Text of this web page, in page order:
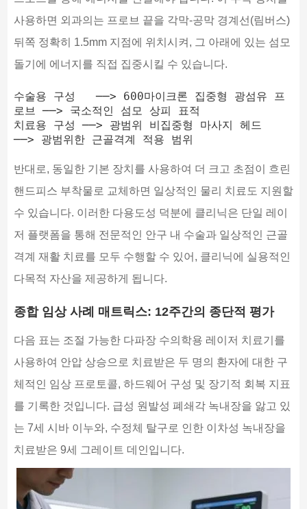
사용하면 외과의는 프로브 끝을 각막-공막 경계선(림버스)
뒤쪽 정확히 1.5mm 지점에 위치시켜, 그 아래에 있는 섬모
돌기에 에너지를 직접 집중시킬 수 있습니다.
수술용 구성   ──> 600마이크론 집중형 광섬유 프
로브 ──> 국소적인 섬모 상피 표적
치료용 구성 ──> 광범위 비집중형 마사지 헤드
반대로, 동일한 기본 장치를 사용하여 더 크고 초점이 흐린
핸드피스 부착물로 교체하면 일상적인 물리 치료도 지원할
수 있습니다. 이러한 다용도성 덕분에 클리닉은 단일 레이
저 플랫폼을 통해 전문적인 안구 내 수술과 일상적인 근골
격계 재활 치료를 모두 수행할 수 있어, 클리닉에 실용적인
다목적 자산을 제공하게 됩니다.
종합 임상 사례 매트릭스: 12주간의 종단적 평가
다음 표는 조절 가능한 다파장 수의학용 레이저 치료기를
사용하여 안압 상승으로 치료받은 두 명의 환자에 대한 구
체적인 임상 프로토콜, 하드웨어 구성 및 장기적 회복 지표
를 기록한 것입니다. 급성 원발성 폐쇄각 녹내장을 앓고 있
는 7세 시바 이누와, 수정체 탈구로 인한 이차성 녹내장을
치료받은 9세 그레이트 데인입니다.